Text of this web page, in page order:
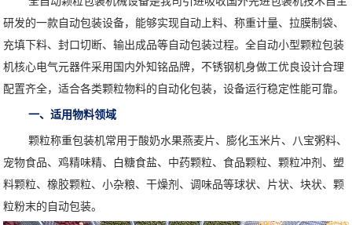
研发的一款自动包装设备，能够实现自动上料、称重计量、拉膜制袋、
充填下料、封口切断、输出成品等自动包装过程。全自动小型颗粒包装
机核心电气元器件采用国内外知铭品牌，不锈钢机身做工优良设计合理
配置齐全，适合各类颗粒物料的自动化包装，设备运行稳定性能可靠。
一、适用物料领域
颗粒称重包装机常用于酸奶水果燕麦片、膨化玉米片、八宝粥料、
宠物食品、鸡精味精、白糖食盐、中药颗粒、食品颗粒、颗粒冲剂、塑
料颗粒、橡胶颗粒、小杂粮、干燥剂、调味品等球状、片状、块状、颗
粒粉末的自动包装。